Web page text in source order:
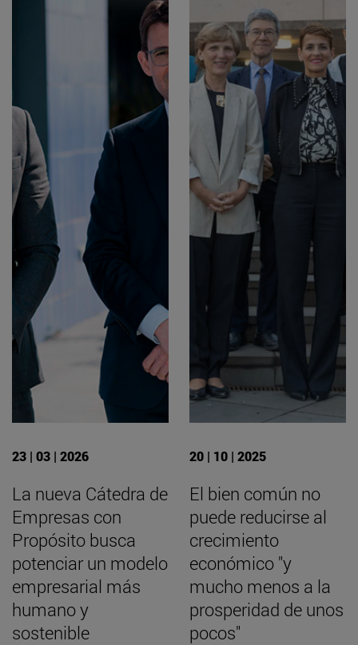
23 | 03 | 2026
La nueva Cátedra de
Empresas con
Propósito busca
potenciar un modelo
empresarial más
humano y
sostenible
20 | 10 | 2025
El bien común no
puede reducirse al
crecimiento
económico "y
mucho menos a la
prosperidad de unos
pocos"